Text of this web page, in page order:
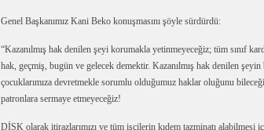
Genel Başkanımız Kani Beko konuşmasını şöyle sürdürdü:
“Kazanılmış hak denilen şeyi korumakla yetinmeyeceğiz; tüm sınıf
hak, geçmiş, bugün ve gelecek demektir. Kazanılmış hak denilen
çocuklarımıza devretmekle sorumlu olduğumuz haklar oluğunu
patronlara sermaye etmeyeceğiz!
DİSK olarak itirazlarımızı ve tüm işçilerin kıdem tazminatı alabilmesi